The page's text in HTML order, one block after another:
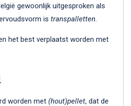
gewoonlijk uitgesproken als
is transpalletten.
het best verplaatst worden met
worden met (hout)pellet, dat de